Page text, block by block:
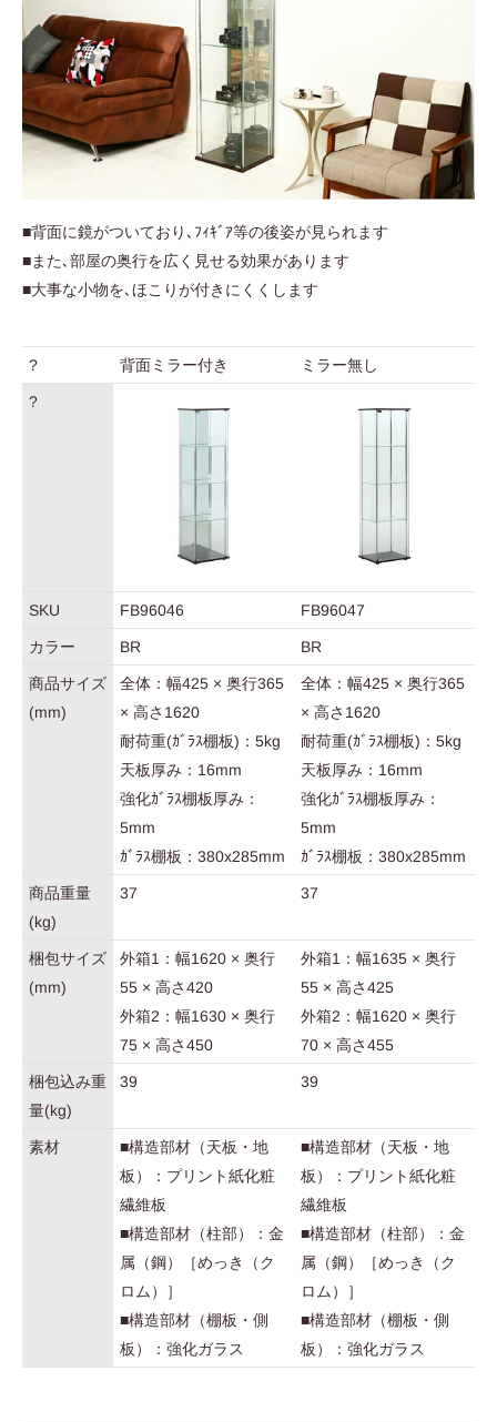
■背面に鏡がついており､ﾌｨｷﾞｱ等の後姿が見られます
■また､部屋の奥行を広く見せる効果があります
■大事な小物を､ほこりが付きにくくします
? 背面ミラー付き ミラー無し
?
SKU FB96046 FB96047
カラー BR BR
商品サイズ
(mm)
全体：幅425 × 奥行365
× 高さ1620
耐荷重(ｶﾞﾗｽ棚板)：5kg
天板厚み：16mm
強化ｶﾞﾗｽ棚板厚み：
5mm
ｶﾞﾗｽ棚板：380x285mm
全体：幅425 × 奥行365
× 高さ1620
耐荷重(ｶﾞﾗｽ棚板)：5kg
天板厚み：16mm
強化ｶﾞﾗｽ棚板厚み：
5mm
ｶﾞﾗｽ棚板：380x285mm
商品重量
(kg)
37 37
梱包サイズ
(mm)
外箱1：幅1620 × 奥行
55 × 高さ420
外箱2：幅1630 × 奥行
75 × 高さ450
外箱1：幅1635 × 奥行
55 × 高さ425
外箱2：幅1620 × 奥行
70 × 高さ455
梱包込み重
量(kg)
39 39
素材
■構造部材（天板・地
板）：プリント紙化粧
繊維板
■構造部材（柱部）：金
属（鋼）［めっき（ク
ロム）］
■構造部材（棚板・側
板）：強化ガラス
■構造部材（天板・地
板）：プリント紙化粧
繊維板
■構造部材（柱部）：金
属（鋼）［めっき（ク
ロム）］
■構造部材（棚板・側
板）：強化ガラス